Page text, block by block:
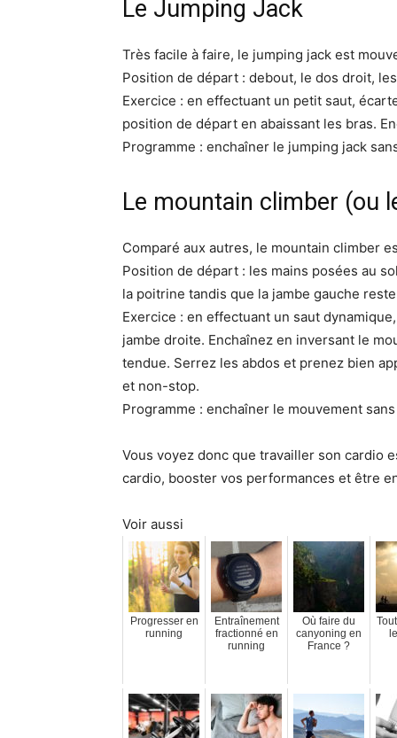
Le Jumping Jack
Très facile à faire, le jumping jack est
Position de départ : debout, le dos droit,
Exercice : en effectuant un petit saut,
position de départ en abaissant les bras.
Programme : enchaîner le jumping jack
Le mountain climber (ou
Comparé aux autres, le mountain climber
Position de départ : les mains posées au
la poitrine tandis que la jambe gauche
Exercice : en effectuant un saut
jambe droite. Enchaînez en inversant le
tendue. Serrez les abdos et prenez bien
et non-stop.
Programme : enchaîner le mouvement
Vous voyez donc que travailler son cardio
cardio, booster vos performances et être
Voir aussi
Progresser en
running
Entraînement
fractionné en
running
Où faire du
canyoning en
France ?